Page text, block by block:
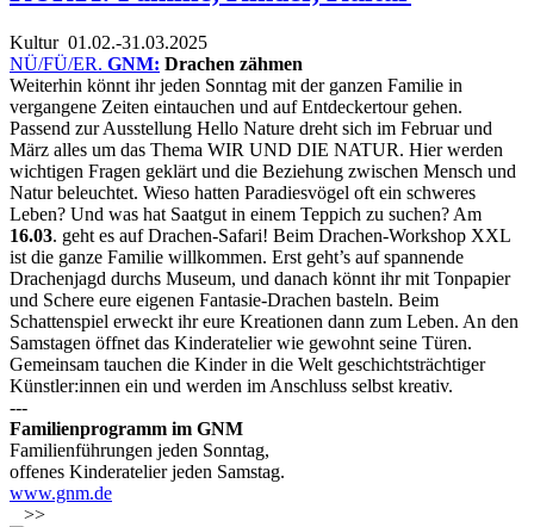
Kultur01.02.-31.03.2025
NÜ/FÜ/ER. GNM: Drachen zähmen
Weiterhin könnt ihr jeden Sonntag mit der ganzen Familie in
vergangene Zeiten eintauchen und auf Entdeckertour gehen.
Passend zur Ausstellung Hello Nature dreht sich im Februar und
März alles um das Thema WIR UND DIE NATUR. Hier werden
wichtigen Fragen geklärt und die Beziehung zwischen Mensch und
Natur beleuchtet. Wieso hatten Paradiesvögel oft ein schweres
Leben? Und was hat Saatgut in einem Teppich zu suchen? Am
16.03. geht es auf Drachen-Safari! Beim Drachen-Workshop XXL
ist die ganze Familie willkommen. Erst geht’s auf spannende
Drachenjagd durchs Museum, und danach könnt ihr mit Tonpapier
und Schere eure eigenen Fantasie-Drachen basteln. Beim
Schattenspiel erweckt ihr eure Kreationen dann zum Leben. An den
Samstagen öffnet das Kinderatelier wie gewohnt seine Türen.
Gemeinsam tauchen die Kinder in die Welt geschichtsträchtiger
Künstler:innen ein und werden im Anschluss selbst kreativ.
---
Familienprogramm im GNM
Familienführungen jeden Sonntag,
offenes Kinderatelier jeden Samstag.
www.gnm.de
>>